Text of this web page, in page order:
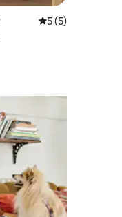
Priemerné
5 (5)